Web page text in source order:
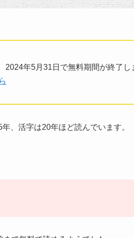
2024年5月31日で無料期間が終了し
、活字は20年ほど読んでいます。